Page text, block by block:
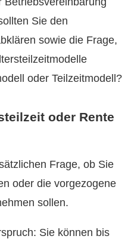
Sie den
sowie die Frage,
oder Teilzeitmodell?
oder Rente
Frage, ob Sie
oder die vorgezogene
sollen.
Sie können bis